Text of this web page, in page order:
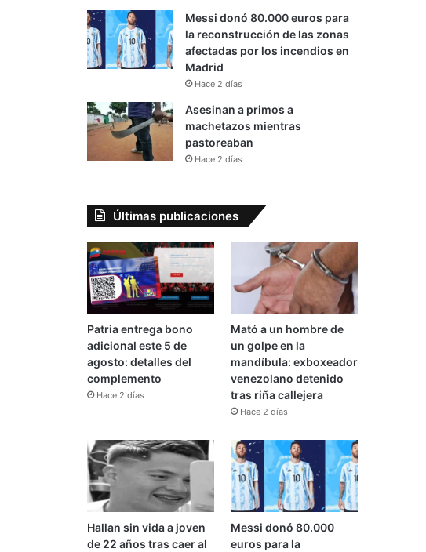
Messi donó 80.000 euros para
la reconstrucción de las zonas
afectadas por los incendios en
Madrid
Hace 2 días
Asesinan a primos a
machetazos mientras
pastoreaban
Hace 2 días
Últimas publicaciones
Patria entrega bono
adicional este 5 de
agosto: detalles del
complemento
Hace 2 días
Mató a un hombre de
un golpe en la
mandíbula: exboxeador
venezolano detenido
tras riña callejera
Hace 2 días
Hallan sin vida a joven
de 22 años tras caer al
Messi donó 80.000
euros para la